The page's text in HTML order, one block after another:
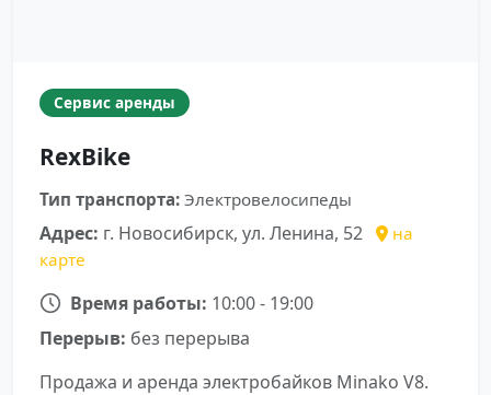
Сервис аренды
RexBike
Тип транспорта: Электровелосипеды
Адрес: г. Новосибирск, ул. Ленина, 52
на
карте
Время работы: 10:00 - 19:00
Перерыв: без перерыва
Продажа и аренда электробайков Minako V8.